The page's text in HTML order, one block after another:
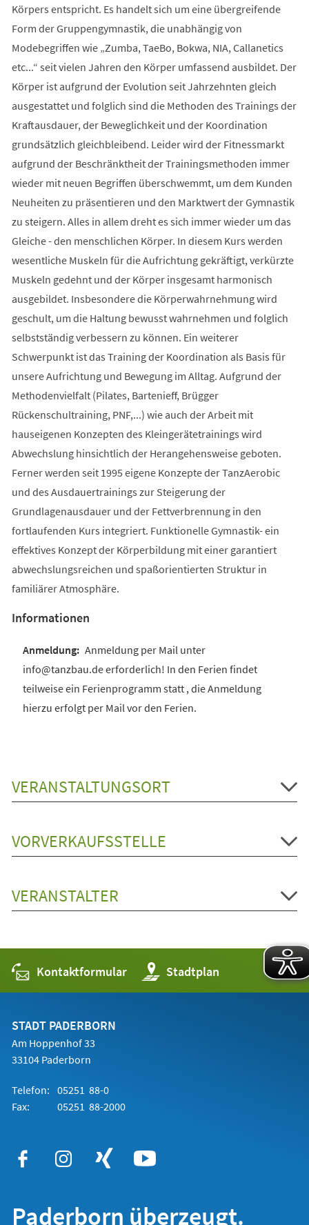
Körpers entspricht. Es handelt sich um eine übergreifende
Form der Gruppengymnastik, die unabhängig von
Modebegriffen wie „Zumba, TaeBo, Bokwa, NIA, Callanetics
etc...“ seit vielen Jahren den Körper umfassend ausbildet. Der
Körper ist aufgrund der Evolution seit Jahrzehnten gleich
ausgestattet und folglich sind die Methoden des Trainings der
Kraftausdauer, der Beweglichkeit und der Koordination
grundsätzlich gleichbleibend. Leider wird der Fitnessmarkt
aufgrund der Beschränktheit der Trainingsmethoden immer
wieder mit neuen Begriffen überschwemmt, um dem Kunden
Neuheiten zu präsentieren und den Marktwert der Gymnastik
zu steigern. Alles in allem dreht es sich immer wieder um das
Gleiche - den menschlichen Körper. In diesem Kurs werden
wesentliche Muskeln für die Aufrichtung gekräftigt, verkürzte
Muskeln gedehnt und der Körper insgesamt harmonisch
ausgebildet. Insbesondere die Körperwahrnehmung wird
geschult, um die Haltung bewusst wahrnehmen und folglich
selbstständig verbessern zu können. Ein weiterer
Schwerpunkt ist das Training der Koordination als Basis für
unsere Aufrichtung und Bewegung im Alltag. Aufgrund der
Methodenvielfalt (Pilates, Bartenieff, Brügger
Rückenschultraining, PNF,...) wie auch der Arbeit mit
hauseigenen Konzepten des Kleingerätetrainings wird
Abwechslung hinsichtlich der Herangehensweise geboten.
Ferner werden seit 1995 eigene Konzepte der TanzAerobic
und des Ausdauertrainings zur Steigerung der
Grundlagenausdauer und der Fettverbrennung in den
fortlaufenden Kurs integriert. Funktionelle Gymnastik- ein
effektives Konzept der Körperbildung mit einer garantiert
abwechslungsreichen und spaßorientierten Struktur in
familiärer Atmosphäre.
Informationen
Anmeldung per Mail unter
info@tanzbau.de erforderlich! In den Ferien findet
teilweise ein Ferienprogramm statt , die Anmeldung
hierzu erfolgt per Mail vor den Ferien.
VERANSTALTUNGSORT
VORVERKAUFSSTELLE
VERANSTALTER
Kontaktformular Stadtplan
(Öffnet
in
einem
STADT PADERBORN
Am Hoppenhof 33
33104 Paderborn
Telefon: 05251 88-0
Fax:
05251 88-2000
Paderborn überzeugt.